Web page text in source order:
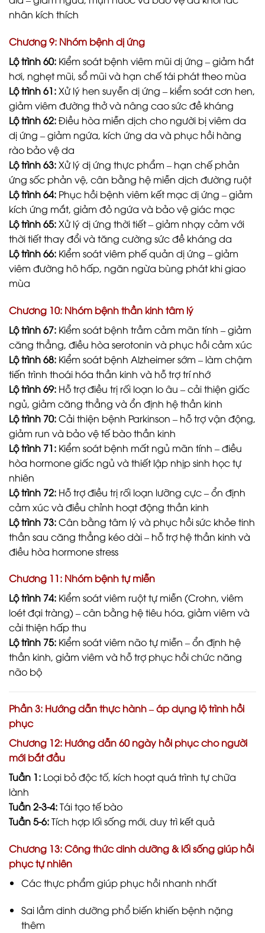
nhân kích thích
Chương 9: Nhóm bệnh dị ứng
Lộ trình 60: Kiểm soát bệnh viêm mũi dị ứng – giảm hắt
hơi, nghẹt mũi, sổ mũi và hạn chế tái phát theo mùa
Lộ trình 61:Xử lý hen suyễn dị ứng – kiểm soát cơn hen,
giảm viêm đường thở và nâng cao sức đề kháng
Lộ trình 62:Điều hòa miễn dịch cho người bị viêm da
dị ứng – giảm ngứa, kích ứng da và phục hồi hàng
rào bảo vệ da
Lộ trình 63:Xử lý dị ứng thực phẩm – hạn chế phản
ứng sốc phản vệ, cân bằng hệ miễn dịch đường ruột
Lộ trình 64: Phục hồi bệnh viêm kết mạc dị ứng – giảm
kích ứng mắt, giảm đỏ ngứa và bảo vệ giác mạc
Lộ trình 65:Xử lý dị ứng thời tiết – giảm nhạy cảm với
thời tiết thay đổi và tăng cường sức đề kháng da
Lộ trình 66: Kiểm soát viêm phế quản dị ứng – giảm
viêm đường hô hấp, ngăn ngừa bùng phát khi giao
mùa
Chương 10: Nhóm bệnh thần kinh tâm lý
Lộ trình 67: Kiểm soát bệnh trầm cảm mãn tính – giảm
căng thẳng, điều hòa serotonin và phục hồi cảm xúc
Lộ trình 68: Kiểm soát bệnh Alzheimer sớm – làm chậm
tiến trình thoái hóa thần kinh và hỗ trợ trí nhớ
Lộ trình 69: Hỗ trợ điều trị rối loạn lo âu – cải thiện giấc
ngủ, giảm căng thẳng và ổn định hệ thần kinh
Lộ trình 70:Cải thiện bệnh Parkinson – hỗ trợ vận động,
giảm run và bảo vệ tế bào thần kinh
Lộ trình 71: Kiểm soát bệnh mất ngủ mãn tính – điều
hòa hormone giấc ngủ và thiết lập nhịp sinh học tự
nhiên
Lộ trình 72: Hỗ trợ điều trị rối loạn lưỡng cực – ổn định
cảm xúc và điều chỉnh hoạt động thần kinh
Lộ trình 73:Cân bằng tâm lý và phục hồi sức khỏe tinh
thần sau căng thẳng kéo dài – hỗ trợ hệ thần kinh và
điều hòa hormone stress
Chương 11: Nhóm bệnh tự miễn
Lộ trình 74: Kiểm soát viêm ruột tự miễn (Crohn, viêm
loét đại tràng) – cân bằng hệ tiêu hóa, giảm viêm và
cải thiện hấp thu
Lộ trình 75: Kiểm soát viêm não tự miễn – ổn định hệ
thần kinh, giảm viêm và hỗ trợ phục hồi chức năng
não bộ
Phần 3: Hướng dẫn thực hành – áp dụng lộ trình hồi
phục
Chương 12: Hướng dẫn 60 ngày hồi phục cho người
mới bắt đầu
Tuần 1: Loại bỏ độc tố, kích hoạt quá trình tự chữa
lành
Tuần 2-3-4:Tái tạo tế bào
Tuần 5-6:Tích hợp lối sống mới, duy trì kết quả
Chương 13: Công thức dinh dưỡng & lối sống giúp hồi
phục tự nhiên
Các thực phẩm giúp phục hồi nhanh nhất
Sai lầm dinh dưỡng phổ biến khiến bệnh nặng
thêm